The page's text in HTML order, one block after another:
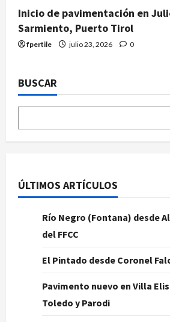
Inicio de pavimentación en
Sarmiento, Puerto Tirol
fpertile julio 23, 2026 0
BUSCAR
ÚLTIMOS ARTÍCULOS
Río Negro (Fontana) desde
del FFCC
El Pintado desde Coronel
Pavimento nuevo en Villa
Toledo y Parodi